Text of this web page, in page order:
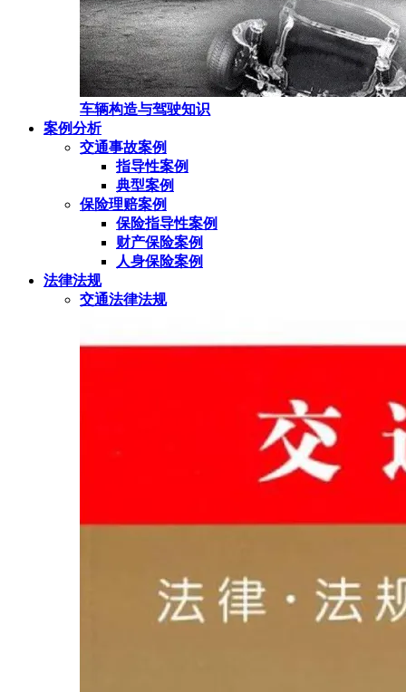
车辆构造与驾驶知识
案例分析
交通事故案例
指导性案例
典型案例
保险理赔案例
保险指导性案例
财产保险案例
人身保险案例
法律法规
交通法律法规